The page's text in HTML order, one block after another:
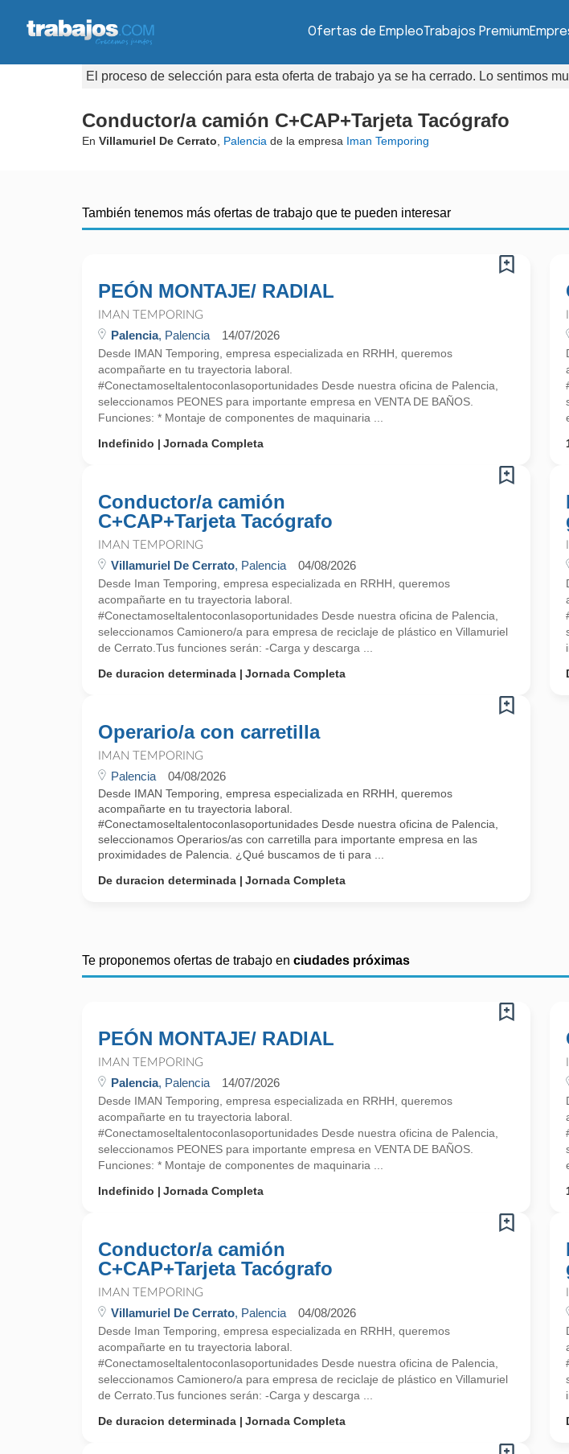
Ofertas de EmpleoTrabajos Premium
El proceso de selección para esta oferta de trabajo ya se ha cerrado. Lo sentimos
Conductor/a camión C+CAP+Tarjeta Tacógrafo
En Villamuriel De Cerrato Palencia de la empresa Iman Temporing
También tenemos más ofertas de trabajo que te pueden interesar
PEÓN MONTAJE/ RADIAL
IMAN TEMPORING
Palencia, Palencia 14/07/2026
Desde IMAN Temporing, empresa especializada en RRHH, queremos
acompañarte en tu trayectoria laboral.
#Conectamoseltalentoconlasoportunidades Desde nuestra oficina de Palencia,
seleccionamos PEONES para importante empresa en VENTA DE BAÑOS.
Funciones: * Montaje de componentes de maquinaria ...
Indefinido
Jornada Completa
Conductor/a camión
C+CAP+Tarjeta Tacógrafo
IMAN TEMPORING
Villamuriel De Cerrato, Palencia 04/08/2026
Desde Iman Temporing, empresa especializada en RRHH, queremos
acompañarte en tu trayectoria laboral.
#Conectamoseltalentoconlasoportunidades Desde nuestra oficina de Palencia,
seleccionamos Camionero/a para empresa de reciclaje de plástico en Villamuriel
de Cerrato.Tus funciones serán: -Carga y descarga ...
De duracion determinada
Jornada Completa
Operario/a con carretilla
IMAN TEMPORING
Palencia 04/08/2026
Desde IMAN Temporing, empresa especializada en RRHH, queremos
acompañarte en tu trayectoria laboral.
#Conectamoseltalentoconlasoportunidades Desde nuestra oficina de Palencia,
seleccionamos Operarios/as con carretilla para importante empresa en las
proximidades de Palencia. ¿Qué buscamos de ti para ...
De duracion determinada
Jornada Completa
Te proponemos ofertas de trabajo en ciudades próximas
PEÓN MONTAJE/ RADIAL
IMAN TEMPORING
Palencia, Palencia 14/07/2026
Desde IMAN Temporing, empresa especializada en RRHH, queremos
acompañarte en tu trayectoria laboral.
#Conectamoseltalentoconlasoportunidades Desde nuestra oficina de Palencia,
seleccionamos PEONES para importante empresa en VENTA DE BAÑOS.
Funciones: * Montaje de componentes de maquinaria ...
Indefinido
Jornada Completa
Conductor/a camión
C+CAP+Tarjeta Tacógrafo
IMAN TEMPORING
Villamuriel De Cerrato, Palencia 04/08/2026
Desde Iman Temporing, empresa especializada en RRHH, queremos
acompañarte en tu trayectoria laboral.
#Conectamoseltalentoconlasoportunidades Desde nuestra oficina de Palencia,
seleccionamos Camionero/a para empresa de reciclaje de plástico en Villamuriel
de Cerrato.Tus funciones serán: -Carga y descarga ...
De duracion determinada
Jornada Completa